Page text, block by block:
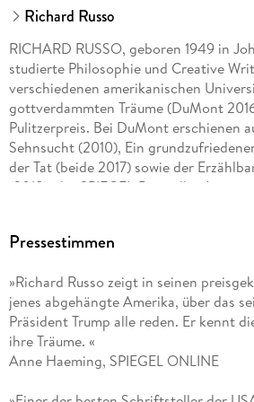
Richard Russo
RICHARD RUSSO, geboren 1949 in
studierte Philosophie und Creative
verschiedenen amerikanischen
gottverdammten Träume (DuMont
Pulitzerpreis. Bei DuMont erschienen
Sehnsucht (2010), Ein
der Tat (beide 2017) sowie der
(2018), der SPIEGEL-Bestseller
Pressestimmen
»Richard Russo zeigt in seinen
jenes abgehängte Amerika, über das
Präsident Trump alle reden. Er kennt
ihre Träume. «
Anne Haeming, SPIEGEL ONLINE